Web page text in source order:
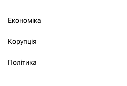
Економіка
Корупція
Політика